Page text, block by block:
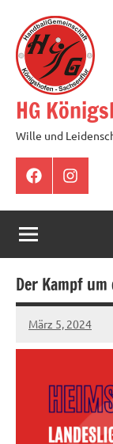
Inhalt
springen
HG
Wille und
FacebookInstagram
Der Kampf
März 5, 2024
hgadmin